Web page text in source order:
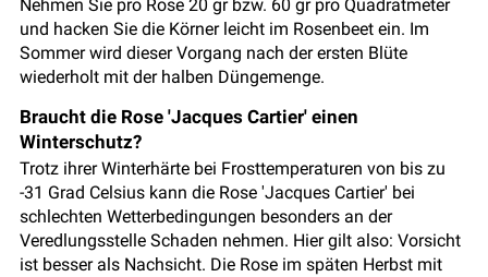
Nehmen Sie pro Rose 20 gr bzw. 60 gr pro Quadratmeter
und hacken Sie die Körner leicht im Rosenbeet ein. Im
Sommer wird dieser Vorgang nach der ersten Blüte
wiederholt mit der halben Düngemenge.
Braucht die Rose 'Jacques Cartier' einen
Winterschutz?
Trotz ihrer Winterhärte bei Frosttemperaturen von bis zu
-31 Grad Celsius kann die Rose 'Jacques Cartier' bei
schlechten Wetterbedingungen besonders an der
Veredlungsstelle Schaden nehmen. Hier gilt also: Vorsicht
ist besser als Nachsicht. Die Rose im späten Herbst mit